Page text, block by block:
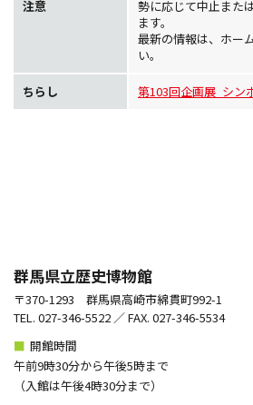
注意
勢に応じて中止また
ます。
最新の情報は、ホー
い。
ちらし 第103回企画展_シン
群馬県立歴史博物館
〒370-1293 群馬県高崎市綿貫町992-1
TEL. 027-346-5522 ／ FAX. 027-346-5534
■ 開館時間
午前9時30分から午後5時まで
（⼊館は午後4時30分まで）